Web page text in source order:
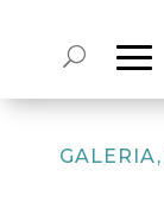
GALERIA,